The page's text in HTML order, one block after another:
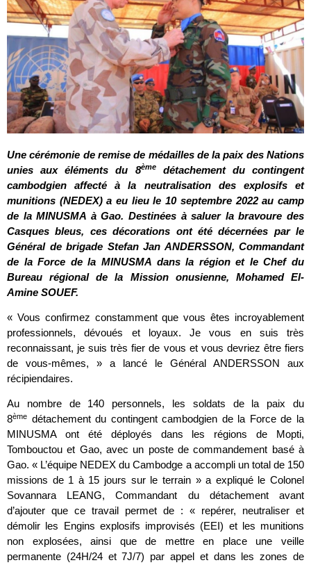
Une cérémonie de remise de médailles de la paix des Nations
unies aux éléments du 8èmedétachement du contingent
cambodgien affecté à la neutralisation des explosifs et
munitions (NEDEX) a eu lieu le 10 septembre 2022 au camp
de la MINUSMA à Gao. Destinées à saluer la bravoure des
Casques bleus, ces décorations ont été décernées par le
Général de brigade Stefan Jan ANDERSSON, Commandant
de la Force de la MINUSMA dans la région et le Chef du
Bureau régional de la Mission onusienne, Mohamed El-
Amine SOUEF.
« Vous confirmez constamment que vous êtes incroyablement
professionnels, dévoués et loyaux. Je vous en suis très
reconnaissant, je suis très fier de vous et vous devriez être fiers
de vous-mêmes, » a lancé le Général ANDERSSON aux
récipiendaires.
Au nombre de 140 personnels, les soldats de la paix du
8ème détachement du contingent cambodgien de la Force de la
MINUSMA ont été déployés dans les régions de Mopti,
Tombouctou et Gao, avec un poste de commandement basé à
Gao. « L’équipe NEDEX du Cambodge a accompli un total de 150
missions de 1 à 15 jours sur le terrain » a expliqué le Colonel
Sovannara LEANG, Commandant du détachement avant
d’ajouter que ce travail permet de : « repérer, neutraliser et
démolir les Engins explosifs improvisés (EEI) et les munitions
non explosées, ainsi que de mettre en place une veille
permanente (24H/24 et 7J/7) par appel et dans les zones de